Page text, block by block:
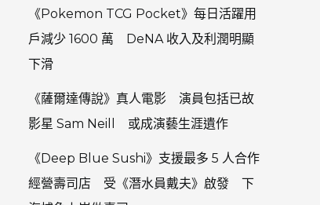
《Pokemon TCG Pocket》每日活躍用
戶減少 1600 萬 DeNA 收入及利潤明顯
下滑
《薩爾達傳說》真人電影 演員包括已故
影星 Sam Neill 或成演藝生涯遺作
《Deep Blue Sushi》支援最多 5 人合作
經營壽司店 受《潛水員戴夫》啟發 下